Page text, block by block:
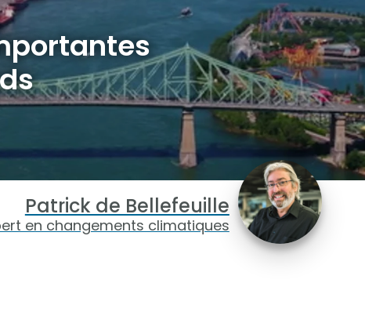
Patrick de Bellefeuille
en changements climatiques